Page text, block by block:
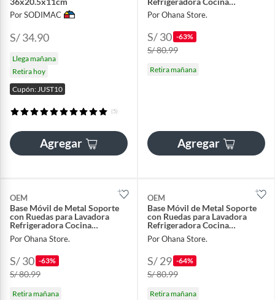
Por SODIMAC
S/ 34.90
Llega mañana
Retira hoy
Cupón: JUST10
(5)
Agregar
Ajustable
Por Ohana Store.
S/ 30 -63%
S/ 80.99
Retira mañana
Agregar
OEM
Base Móvil de Metal Soporte
con Ruedas para Lavadora
Refrigeradora Cocina
Ajustable
Por Ohana Store.
S/ 30 -63%
S/ 80.99
Retira mañana
OEM
Base Móvil de Metal Soporte
con Ruedas para Lavadora
Refrigeradora Cocina
Ajustable
Por Ohana Store.
S/ 29 -64%
S/ 80.99
Retira mañana